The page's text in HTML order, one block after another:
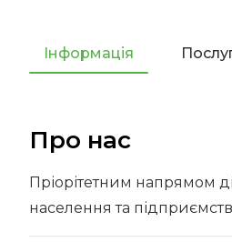
Інформація
Про нас
Пріорітетним напрямом
населення та